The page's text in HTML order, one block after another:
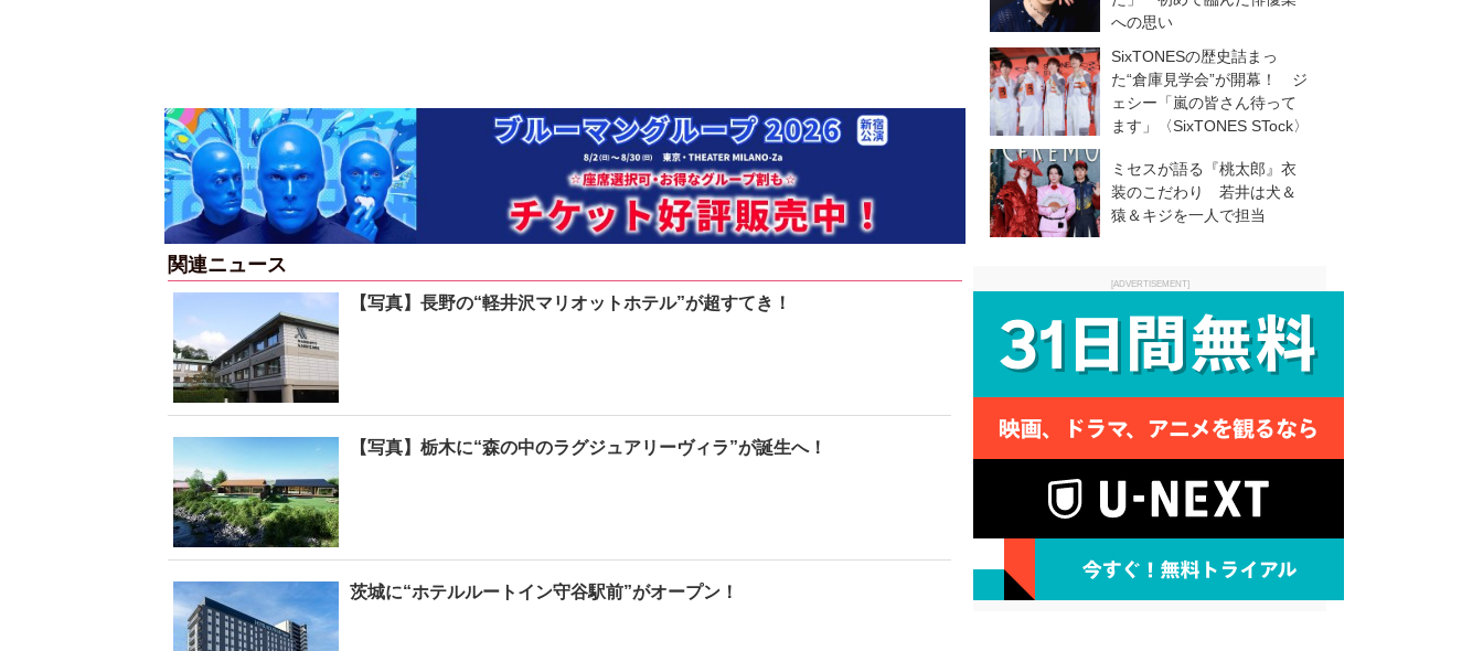
関連ニュース
【写真】長野の“軽井沢マリオットホテル”が超すてき！
【写真】栃木に“森の中のラグジュアリーヴィラ”が誕生へ！
茨城に“ホテルルートイン守谷駅前”がオープン！
への思い
SixTONESの歴史詰まっ
た“倉庫見学会”が開幕！ ジ
ェシー「嵐の皆さん待って
ます」〈SixTONES STock〉
ミセスが語る『桃太郎』衣
装のこだわり 若井は犬＆
猿＆キジを一人で担当
[ADVERTISEMENT]